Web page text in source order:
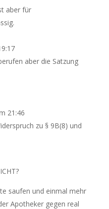
aber für
aber die Satzung
21:46
zu § 9B(8) und
saufen und einmal mehr
Apotheker gegen real